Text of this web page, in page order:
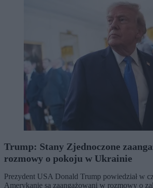
Trump: Stany Zjednoczone
rozmowy o pokoju w Ukrainie
Prezydent USA Donald Trump powiedział w
Amerykanie są zaangażowani w rozmowy o